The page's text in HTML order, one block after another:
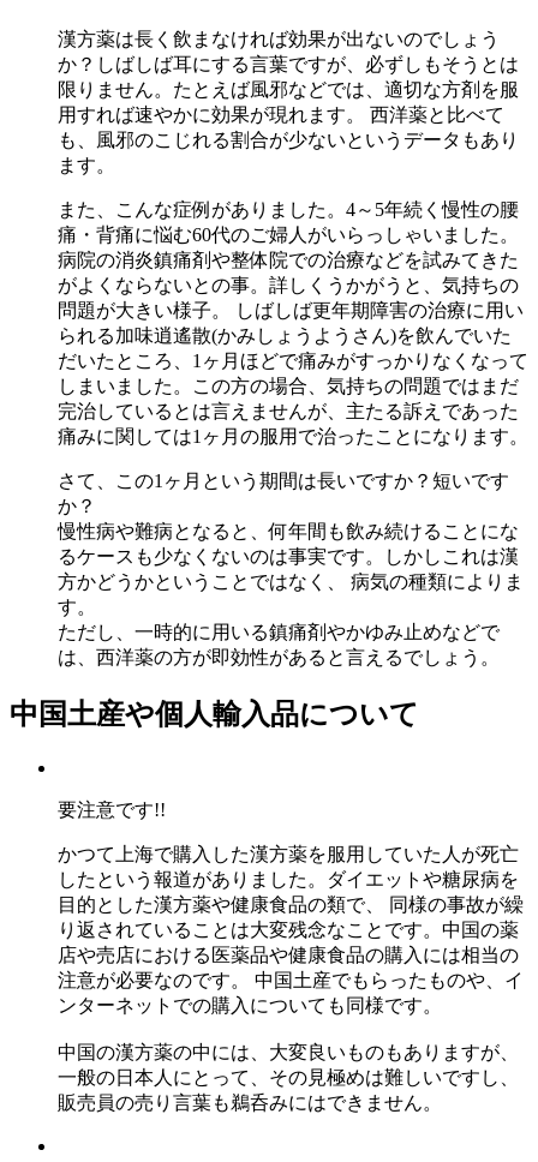
漢方薬は長く飲まなければ効果が出ないのでしょう
か？しばしば耳にする言葉ですが、必ずしもそうとは
限りません。たとえば風邪などでは、適切な方剤を服
用すれば速やかに効果が現れます。 西洋薬と比べて
も、風邪のこじれる割合が少ないというデータもあり
ます。
また、こんな症例がありました。4～5年続く慢性の腰
痛・背痛に悩む60代のご婦人がいらっしゃいました。
病院の消炎鎮痛剤や整体院での治療などを試みてきた
がよくならないとの事。詳しくうかがうと、気持ちの
問題が大きい様子。 しばしば更年期障害の治療に用い
られる加味逍遙散(かみしょうようさん)を飲んでいた
だいたところ、1ヶ月ほどで痛みがすっかりなくなって
しまいました。この方の場合、気持ちの問題ではまだ
完治しているとは言えませんが、主たる訴えであった
痛みに関しては1ヶ月の服用で治ったことになります。
さて、この1ヶ月という期間は長いですか？短いです
か？
慢性病や難病となると、何年間も飲み続けることにな
るケースも少なくないのは事実です。しかしこれは漢
方かどうかということではなく、 病気の種類によりま
す。
ただし、一時的に用いる鎮痛剤やかゆみ止めなどで
は、西洋薬の方が即効性があると言えるでしょう。
中国土産や個人輸入品について
要注意です!!
かつて上海で購入した漢方薬を服用していた人が死亡
したという報道がありました。ダイエットや糖尿病を
目的とした漢方薬や健康食品の類で、 同様の事故が繰
り返されていることは大変残念なことです。中国の薬
店や売店における医薬品や健康食品の購入には相当の
注意が必要なのです。 中国土産でもらったものや、イ
ンターネットでの購入についても同様です。
中国の漢方薬の中には、大変良いものもありますが、
一般の日本人にとって、その見極めは難しいですし、
販売員の売り言葉も鵜呑みにはできません。